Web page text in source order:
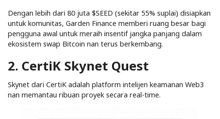
Dengan lebih dari 80 juta $SEED (sekitar 55% suplai) disiapkan
untuk komunitas, Garden Finance memberi ruang besar bagi
pengguna awal untuk meraih insentif jangka panjang dalam
ekosistem swap Bitcoin nan terus berkembang.
2. CertiK Skynet Quest
Skynet dari CertiK adalah platform intelijen keamanan Web3
nan memantau ribuan proyek secara real-time.